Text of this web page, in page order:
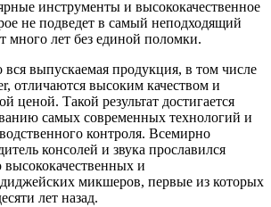
инструменты и высококачественное
не подведет в самый неподходящий
много лет без единой поломки.
вся выпускаемая продукция, в том числе
отличаются высоким качеством и
ценой. Такой результат достигается
самых современных технологий и
контроля. Всемирно
консолей и звука прославился
высококачественных и
микшеров, первые из которых
лет назад.